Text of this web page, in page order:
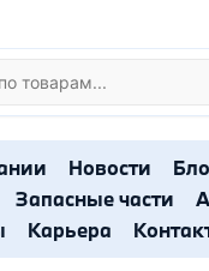
Новости
Запасные части
Карьера